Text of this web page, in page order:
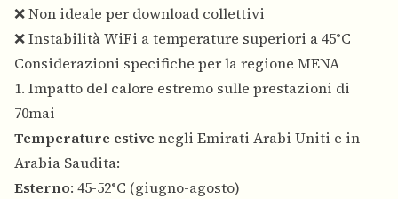
❌ Non ideale per download collettivi
❌ Instabilità WiFi a temperature superiori a 45°C
Considerazioni specifiche per la regione MENA
1. Impatto del calore estremo sulle prestazioni di
70mai
Temperature estive negli Emirati Arabi Uniti e in
Arabia Saudita:
Esterno: 45-52°C (giugno-agosto)